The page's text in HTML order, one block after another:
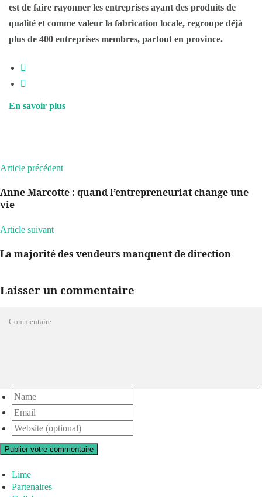
est de faire rayonner les entreprises ayant des produits de
qualité et comme valeur la fabrication locale, regroupe déjà
plus de 400 entreprises membres, partout en province.
En savoir plus
Article précédent
Anne Marcotte : quand l’entrepreneuriat change une
vie
Article suivant
La majorité des vendeurs manquent de direction
Laisser un commentaire
Publier votre commentaire
Lime
Partenaires